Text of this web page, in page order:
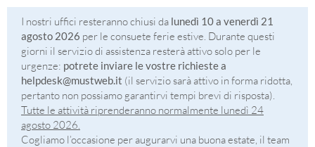
I nostri uffici resteranno chiusi da lunedì 10 a venerdì 21
agosto 2026 per le consuete ferie estive. Durante questi
giorni il servizio di assistenza resterà attivo solo per le
urgenze: potrete inviare le vostre richieste a
helpdesk@mustweb.it (il servizio sarà attivo in forma ridotta,
pertanto non possiamo garantirvi tempi brevi di risposta).
Tutte le attività riprenderanno normalmente lunedì 24
agosto 2026.
Cogliamo l’occasione per augurarvi una buona estate, il team